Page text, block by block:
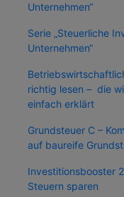
Unternehmen“
Serie „Steuerliche
Unternehmen“
richtig lesen – die
einfach erklärt
Grundsteuer C –
auf baureife
Investitionsbooster
Steuern sparen